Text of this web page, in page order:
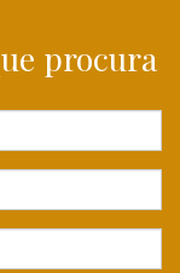
procura